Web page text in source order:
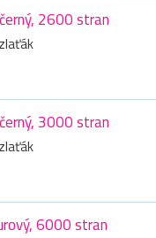
2600 stran
3000 stran
6000 stran